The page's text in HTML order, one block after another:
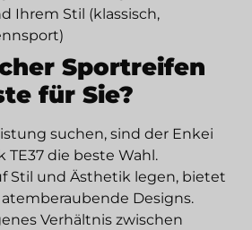
Ihrem Stil (klassisch,
Sportreifen
für Sie?
suchen, sind der Enkei
TE37 die beste Wahl.
Stil und Ästhetik legen, bietet
Designs.
Verhältnis zwischen